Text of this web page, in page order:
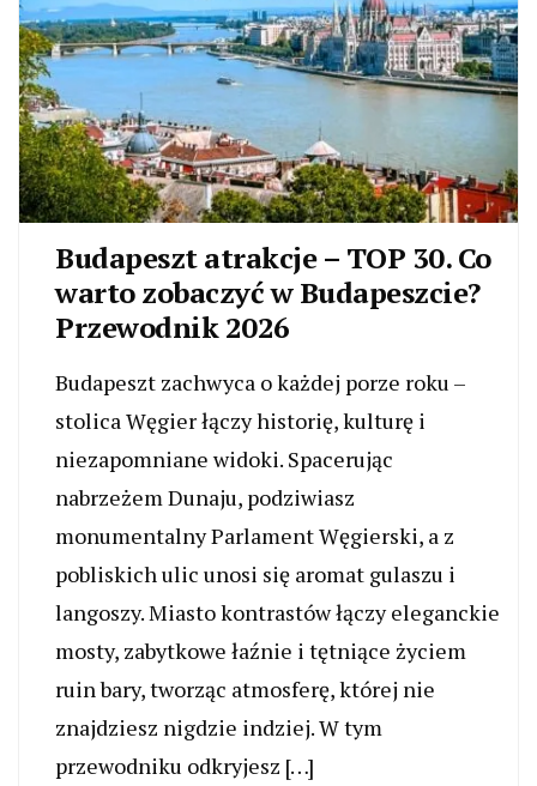
Budapeszt atrakcje – TOP 30. Co
warto zobaczyć w Budapeszcie?
Przewodnik 2026
Budapeszt zachwyca o każdej porze roku –
stolica Węgier łączy historię, kulturę i
niezapomniane widoki. Spacerując
nabrzeżem Dunaju, podziwiasz
monumentalny Parlament Węgierski, a z
pobliskich ulic unosi się aromat gulaszu i
langoszy. Miasto kontrastów łączy eleganckie
mosty, zabytkowe łaźnie i tętniące życiem
ruin bary, tworząc atmosferę, której nie
znajdziesz nigdzie indziej. W tym
przewodniku odkryjesz […]